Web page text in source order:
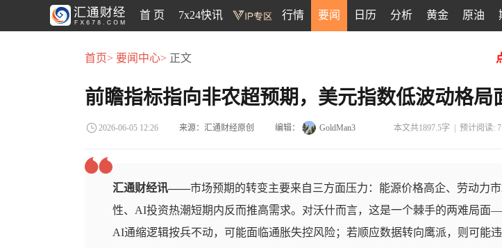
首 页 7x24快讯 行情 要闻 日历 分析 黄金 原油
首页> 要闻中心> 正文
前瞻指标指向非农超预期，美元指数低波动格局
2026-06-05 12:26 来源：汇通财经原创 编辑： GoldMan3 本文共1897.5字 |预计阅读: 7
汇通财经讯——市场预期的转变主要来自三方面压力：能源价格高企、劳动力
性、AI投资热潮短期内反而推高需求。对沃什而言，这是一个棘手的两难局
AI通缩逻辑按兵不动，可能面临通胀失控风险；若顺应数据转向鹰派，则可能